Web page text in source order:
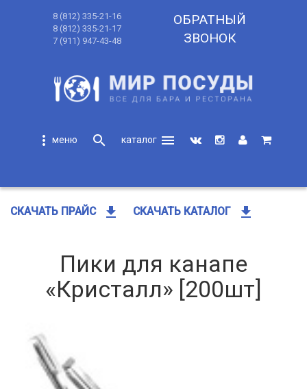
8 (812) 335-21-16
8 (812) 335-21-17
7 (911) 947-43-48
ОБРАТНЫЙ
ЗВОНОК
more_vert search
menu
СКАЧАТЬ ПРАЙС get_app СКАЧАТЬ КАТАЛОГ get_app
Пики для канапе
«Кристалл» [200шт]